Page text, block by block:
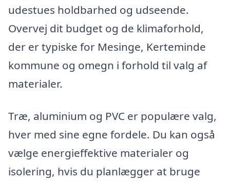
udestues holdbarhed og udseende.
Overvej dit budget og de klimaforhold,
der er typiske for Mesinge, Kerteminde
kommune og omegn i forhold til valg af
materialer.
Træ, aluminium og PVC er populære valg,
hver med sine egne fordele. Du kan også
vælge energieffektive materialer og
isolering, hvis du planlægger at bruge